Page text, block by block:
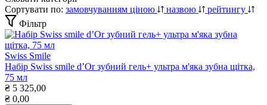
Сортувати по: замовчуванням ціною назвою
рейтингу
Фільтр
Swiss Smile
Набір Swiss smile d’Or зубний гель+ ультра м'яка зубна щітка,
75 мл
₴ 5 325,00
₴ 0,00